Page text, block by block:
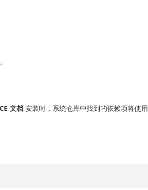
文档 安装时，系统仓库中找到的依赖项将使用